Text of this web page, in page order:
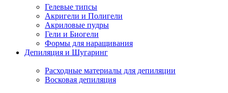
Гелевые типсы
Акригели и Полигели
Акриловые пудры
Гели и Биогели
Формы для наращивания
Депиляция и Шугаринг
Расходные материалы для депиляции
Восковая депиляция